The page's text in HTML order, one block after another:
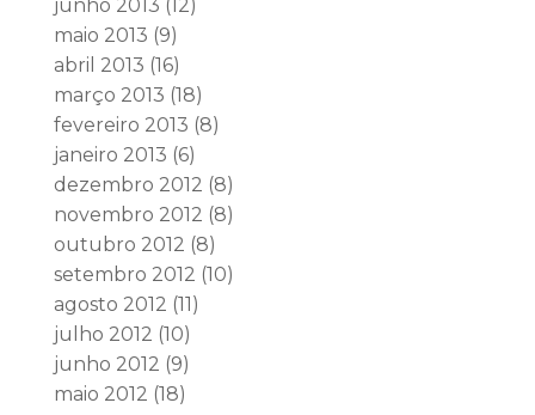
junho 2013 (12)
maio 2013 (9)
abril 2013 (16)
março 2013 (18)
fevereiro 2013 (8)
janeiro 2013 (6)
dezembro 2012 (8)
novembro 2012 (8)
outubro 2012 (8)
setembro 2012 (10)
agosto 2012 (11)
julho 2012 (10)
junho 2012 (9)
maio 2012 (18)